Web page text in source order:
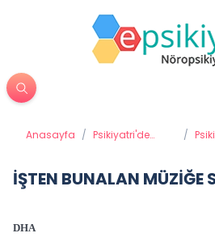
Anasayfa / Psikiyatri'de
/
İŞTEN BUNALAN MÜZİĞE
DHA